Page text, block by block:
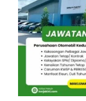
Diraja
Negeri
Tiada